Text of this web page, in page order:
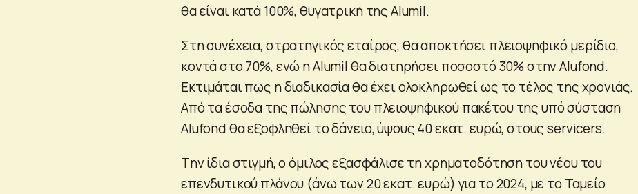
θα είναι κατά 100%, θυγατρική της Αlumil.
Στη συνέχεια, στρατηγικός εταίρος, θα αποκτήσει πλειοψηφικό μερίδιο,
κοντά στο 70%, ενώ η Αlumil θα διατηρήσει ποσοστό 30% στην Alufond.
Εκτιμάται πως η διαδικασία θα έχει ολοκληρωθεί ως το τέλος της χρονιάς.
Από τα έσοδα της πώλησης του πλειοψηφικού πακέτου της υπό σύσταση
Alufond θα εξοφληθεί το δάνειο, ύψους 40 εκατ. ευρώ, στους servicers.
Tην ίδια στιγμή, ο όμιλος εξασφάλισε τη χρηματοδότηση του νέου του
επενδυτικού πλάνου (άνω των 20 εκατ. ευρώ) για το 2024, με το Ταμείο